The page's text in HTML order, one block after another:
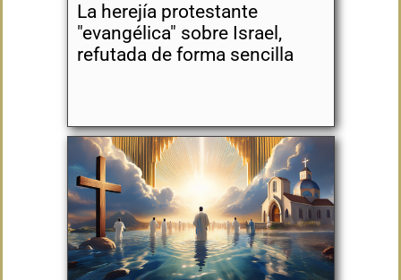
La herejía protestante
"evangélica" sobre Israel,
refutada de forma sencilla